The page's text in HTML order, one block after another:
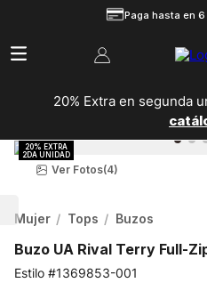
Paga hasta en
20% Extra en segunda
Ver Fotos(4)
Mujer Tops Buzos
Buzo UA Rival Terry Full-
1369853-001